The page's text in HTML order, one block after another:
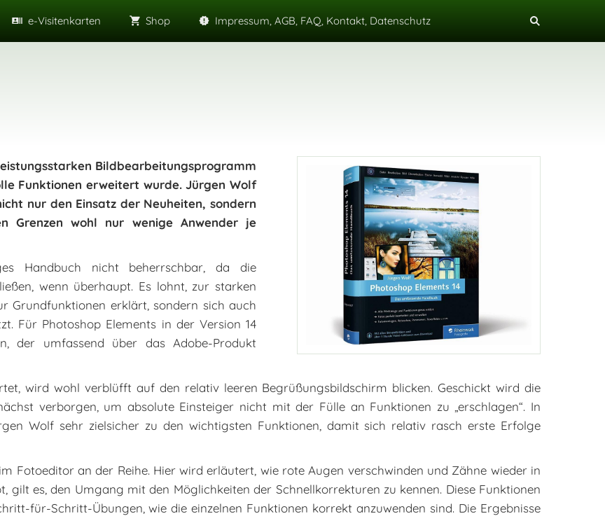
e-Visitenkarten Shop Impressum, AGB, FAQ, Kontakt, Datenschutz
Bildbearbeitungsprogramm
Funktionen erweitert wurde. Jürgen Wolf
nur den Einsatz der Neuheiten, sondern
Grenzen wohl nur wenige Anwender je
Handbuch nicht beherrschbar, da die
wenn überhaupt. Es lohnt, zur starken
Grundfunktionen erklärt, sondern sich auch
Für Photoshop Elements in der Version 14
der umfassend über das Adobe-Produkt
wird wohl verblüfft auf den relativ leeren Begrüßungsbildschirm blicken. Geschickt wird die
verborgen, um absolute Einsteiger nicht mit der Fülle an Funktionen zu „erschlagen“. In
Wolf sehr zielsicher zu den wichtigsten Funktionen, damit sich relativ rasch erste Erfolge
Fotoeditor an der Reihe. Hier wird erläutert, wie rote Augen verschwinden und Zähne wieder in
gilt es, den Umgang mit den Möglichkeiten der Schnellkorrekturen zu kennen. Diese Funktionen
für-Schritt-Übungen, wie die einzelnen Funktionen korrekt anzuwenden sind. Die Ergebnisse